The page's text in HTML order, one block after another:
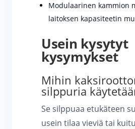
Modulaarinen kammion
laitoksen kapasiteetin
Usein kysytyt
kysymykset
Mihin
silppuria
Se silppuaa etukäteen
usein tilaa vieviä tai